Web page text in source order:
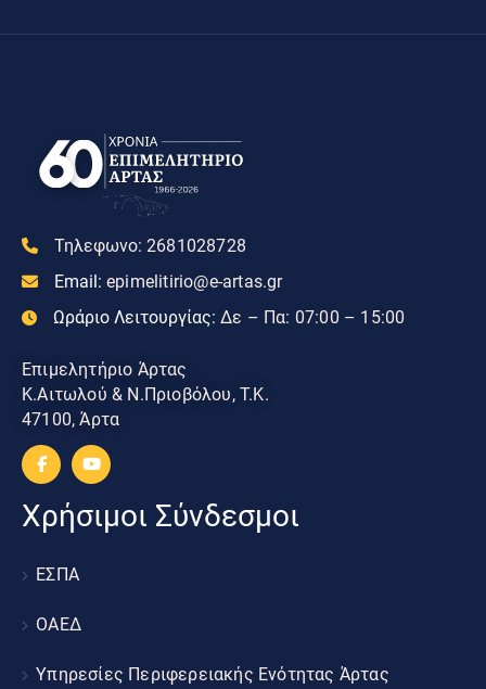
Τηλεφωνο: 2681028728
Email: epimelitirio@e-artas.gr
Ωράριο Λειτουργίας: Δε – Πα: 07:00 – 15:00
Επιμελητήριο Άρτας
Κ.Αιτωλού & Ν.Πριοβόλου, Τ.Κ.
47100, Άρτα
Χρήσιμοι Σύνδεσμοι
ΕΣΠΑ
ΟΑΕΔ
Υπηρεσίες Περιφερειακής Ενότητας Άρτας